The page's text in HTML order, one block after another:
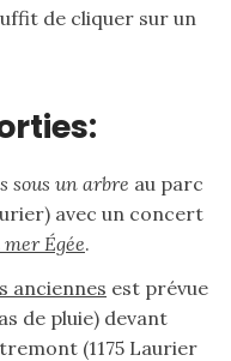
de cliquer sur un
sous un arbre au parc
avec un concert
Égée.
anciennes est prévue
de pluie) devant
(1175 Laurier